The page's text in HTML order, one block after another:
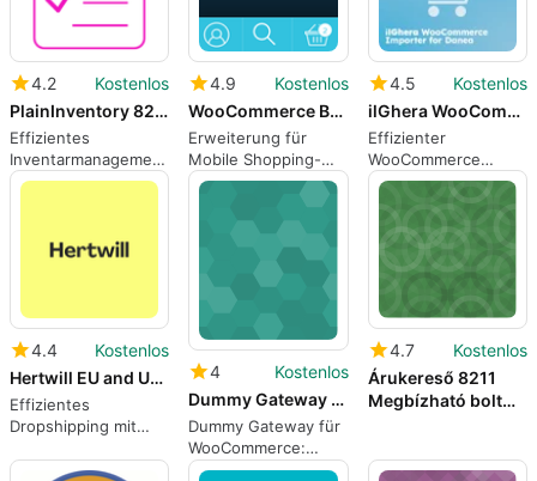
4.2
Kostenlos
PlainInventory 8211 Inventory Management Plugin
Effizientes
Inventarmanagement
für WordPress
4.9
Kostenlos
WooCommerce Bottom Bar for Mobile
Erweiterung für
Mobile Shopping-
Erlebnisse
4.5
Kostenlos
ilGhera WooCommerce Importer for Danea
Effizienter
WooCommerce
Importeur für Danea
4.4
Kostenlos
Hertwill EU and US Dropshipping
Effizientes
Dropshipping mit
4
Kostenlos
Dummy Gateway for WooCommerce
Dummy Gateway für
WooCommerce:
Einfaches Test-Tool
4.7
Kostenlos
Árukereső 8211
Megbízható bolt